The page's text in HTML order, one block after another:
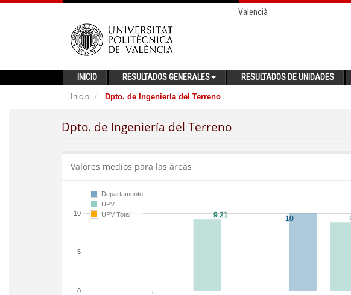
Valencià
INICIO RESULTADOS GENERALES RESULTADOS DE UNIDADES
Inicio Dpto. de Ingeniería del Terreno
Dpto. de Ingeniería del Terreno
Valores medios para las áreas
0
5
10
Departamento
UPV
UPV Total